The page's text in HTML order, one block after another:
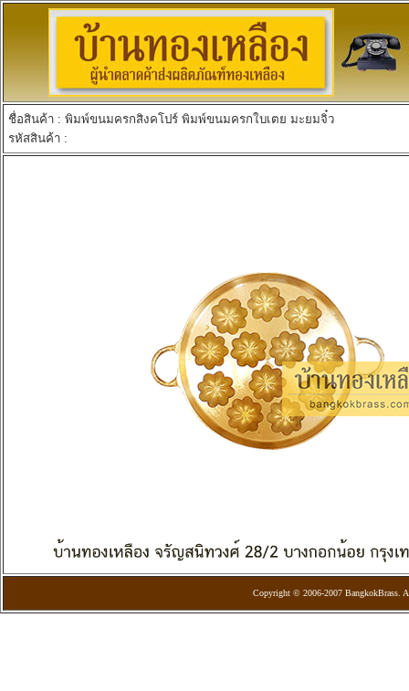
ชื่อสินค้า : พิมพ์ขนมครกสิงคโปร์ พิมพ์ขนมครกใบเตย มะยมจิ๋ว
รหัสสินค้า :
Copyright © 2006-2007 BangkokBrass.